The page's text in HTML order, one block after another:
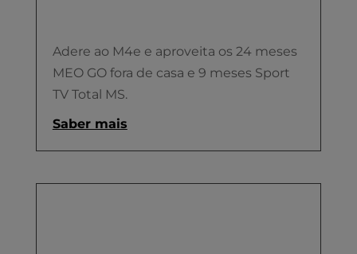
Adere ao M4e e aproveita os 24 meses
MEO GO fora de casa e 9 meses Sport
TV Total MS.
Saber mais